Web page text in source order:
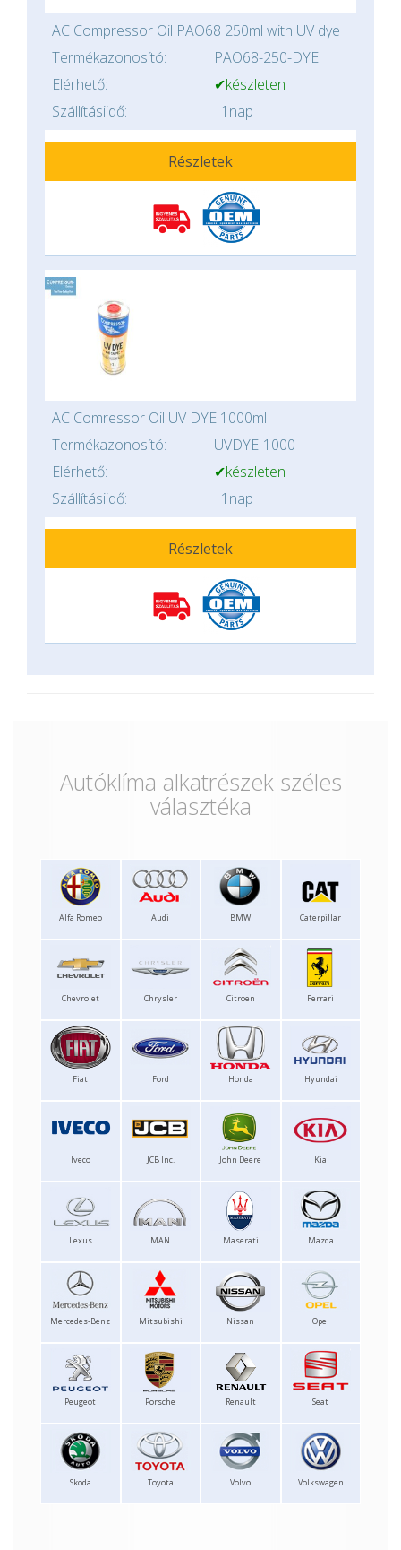
AC Compressor Oil PAO68 250ml with UV dye
Termékazonosító:
PAO68-250-DYE
Elérhető:
✔készleten
Szállításiidő:
1nap
Részletek
AC Comressor Oil UV DYE 1000ml
Termékazonosító:
UVDYE-1000
Elérhető:
✔készleten
Szállításiidő:
1nap
Részletek
Autóklíma alkatrészek széles
választéka
Alfa Romeo Audi BMW Caterpillar
Chevrolet Chrysler Citroen Ferrari
Fiat Ford Honda Hyundai
Iveco JCB Inc. John Deere Kia
Lexus MAN Maserati Mazda
Mercedes-Benz Mitsubishi Nissan Opel
Peugeot Porsche Renault Seat
Skoda Toyota Volvo Volkswagen